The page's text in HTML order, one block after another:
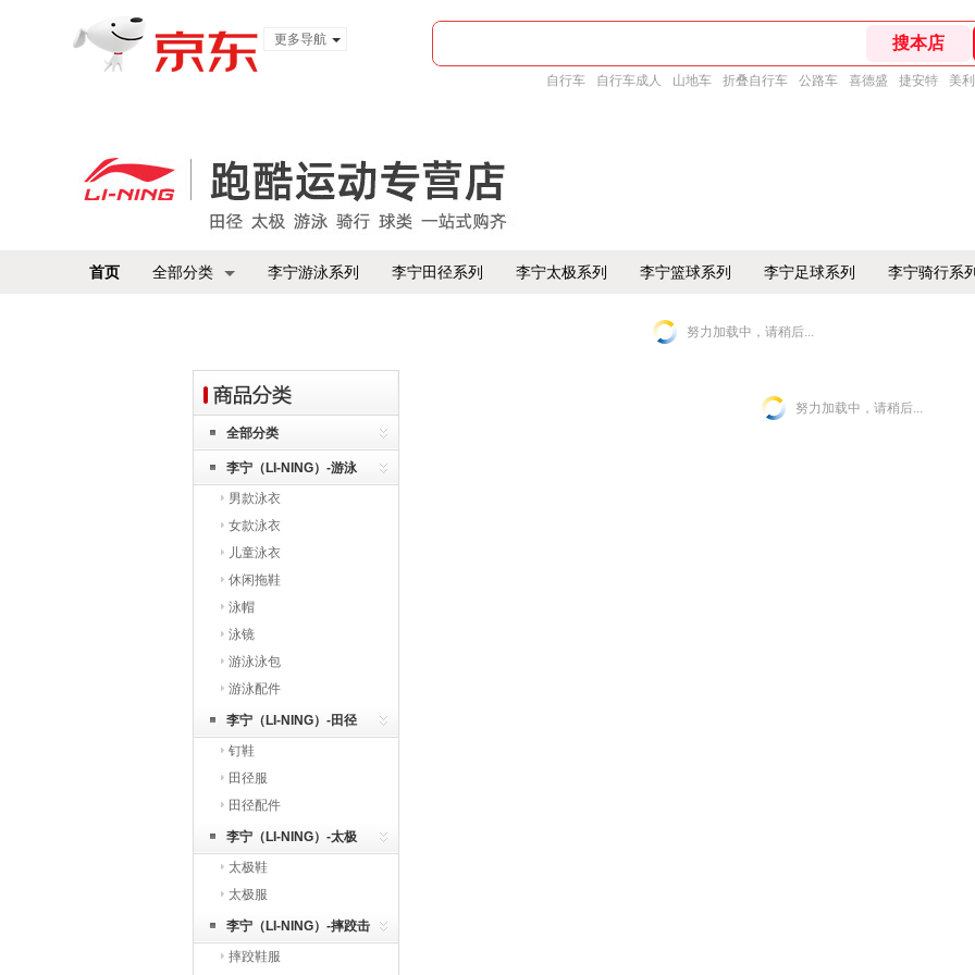
更多导航
自行车 自行车成人 山地车 折叠自行车 公路车 喜德盛 捷安特 美
首页 全部分类 李宁游泳系列 李宁田径系列 李宁太极系列 李宁篮球系列 李宁足球系列 李宁骑行系
努力加载中，请稍后...
全部分类
李宁（LI-NING）-游泳
男款泳衣
女款泳衣
儿童泳衣
休闲拖鞋
泳帽
泳镜
游泳泳包
游泳配件
李宁（LI-NING）-田径
钉鞋
田径服
田径配件
李宁（LI-NING）-太极
太极鞋
太极服
李宁（LI-NING）-摔跤击
剑
摔跤鞋服
努力加载中，请稍后...